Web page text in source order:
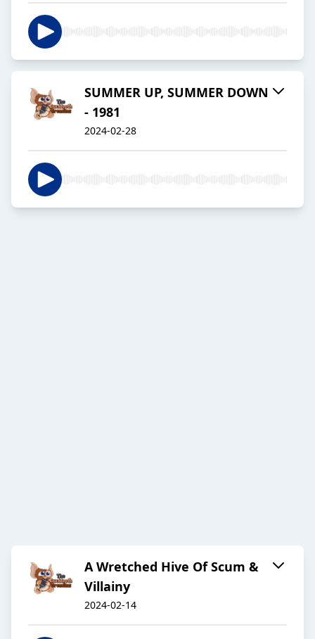
SUMMER UP, SUMMER DOWN
- 1981
2024-02-28
A Wretched Hive Of Scum &
Villainy
2024-02-14